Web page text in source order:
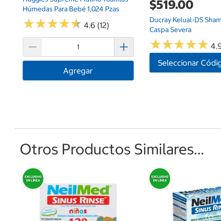
Húmedas Para Bebé 1,024 Pzas
★★★★★
★★★★★ 4.6 (12)
Agregar
$519.00
Ducray Kelual-DS
Caspa Severa
★★★★★
★★★★★
Seleccionar
Otros Productos Similares...